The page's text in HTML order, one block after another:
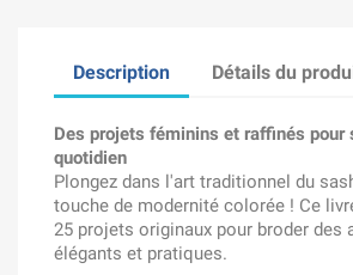
Description Détails du
Des projets féminins et raffinés pour
quotidien
Plongez dans l'art traditionnel du
touche de modernité colorée ! Ce
25 projets originaux pour broder des
élégants et pratiques.